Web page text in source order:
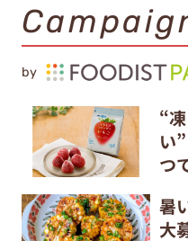
by
“
い
つ
暑
大